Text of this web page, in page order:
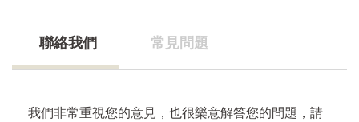
聯絡我們 常見問題
我們非常重視您的意見，也很樂意解答您的問題，請